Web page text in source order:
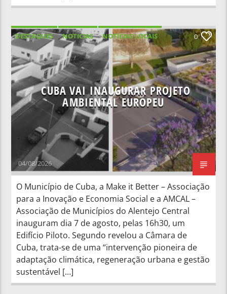
DESTAQUES NOTICIAS
NOTÍCIAS LOCAIS
NOTÍCIAS NACIONAIS
0
CUBA VAI INAUGURAR PROJETO
AMBIENTAL EUROPEU
04/08/2026
O Município de Cuba, a Make it Better – Associação
para a Inovação e Economia Social e a AMCAL –
Associação de Municípios do Alentejo Central
inauguram dia 7 de agosto, pelas 16h30, um
Edifício Piloto. Segundo revelou a Câmara de
Cuba, trata-se de uma “intervenção pioneira de
adaptação climática, regeneração urbana e gestão
sustentável […]